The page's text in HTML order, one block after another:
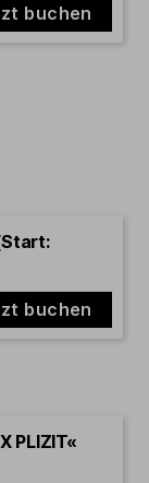
buchen
buchen
PLIZIT«